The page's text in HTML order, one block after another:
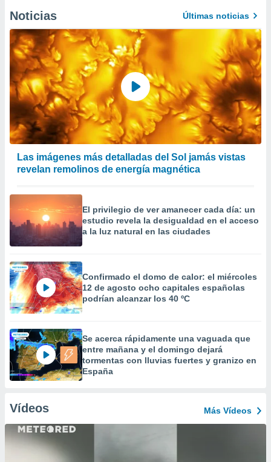
Noticias Últimas noticias
Las imágenes más detalladas del Sol jamás vistas
revelan remolinos de energía magnética
El privilegio de ver amanecer cada día: un
estudio revela la desigualdad en el acceso
a la luz natural en las ciudades
Confirmado el domo de calor: el miércoles
12 de agosto ocho capitales españolas
podrían alcanzar los 40 ºC
Se acerca rápidamente una vaguada que
entre mañana y el domingo dejará
tormentas con lluvias fuertes y granizo en
España
Vídeos Más Vídeos